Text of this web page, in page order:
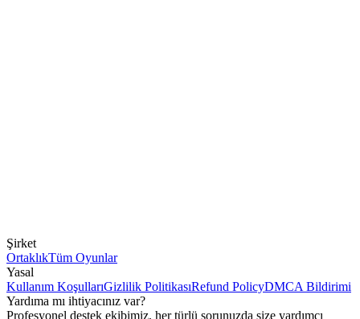
Şirket
OrtaklıkTüm Oyunlar
Yasal
Kullanım KoşullarıGizlilik PolitikasıRefund PolicyDMCA Bildirimi
Yardıma mı ihtiyacınız var?
Profesyonel destek ekibimiz, her türlü sorunuzda size yardımcı